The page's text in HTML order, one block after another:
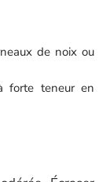
de noix ou
forte teneur en